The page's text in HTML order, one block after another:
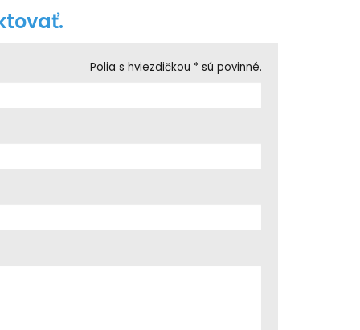
Polia s hviezdičkou * sú povinné.